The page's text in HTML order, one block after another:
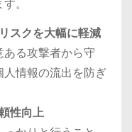
。
スクを大幅に軽減
る攻撃者から守
人情報の流出を防ぎ
性向上